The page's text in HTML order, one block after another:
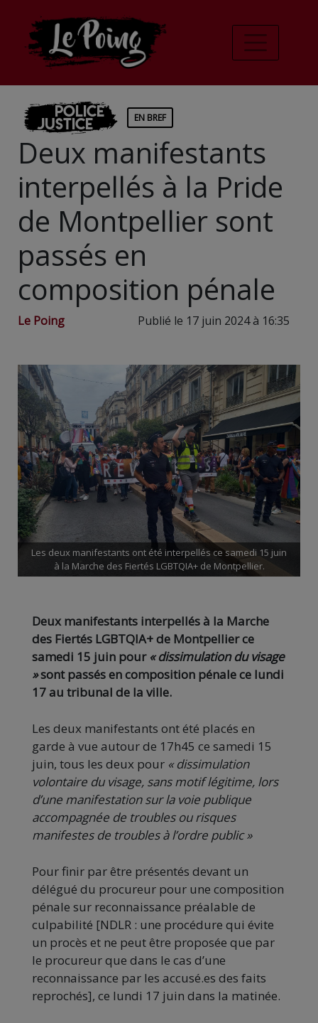
Police
Justice EN BREF
Deux manifestants
interpellés à la Pride
de Montpellier sont
passés en
composition pénale
Le Poing Publié le 17 juin 2024 à 16:35
Les deux manifestants ont été interpellés ce samedi 15 juin
à la Marche des Fiertés LGBTQIA+ de Montpellier.
Deux manifestants interpellés à la Marche
des Fiertés LGBTQIA+ de Montpellier ce
samedi 15 juin pour « dissimulation du visage
»sont passés en composition pénale ce lundi
17 au tribunal de la ville.
Les deux manifestants ont été placés en
garde à vue autour de 17h45 ce samedi 15
juin, tous les deux pour « dissimulation
volontaire du visage, sans motif légitime, lors
d’une manifestation sur la voie publique
accompagnée de troubles ou risques
manifestes de troubles à l’ordre public »
Pour finir par être présentés devant un
délégué du procureur pour une composition
pénale sur reconnaissance préalable de
culpabilité [NDLR : une procédure qui évite
un procès et ne peut être proposée que par
le procureur que dans le cas d’une
reconnaissance par les accusé.es des faits
reprochés], ce lundi 17 juin dans la matinée.